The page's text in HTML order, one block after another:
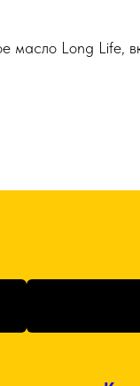
масло Long Life,